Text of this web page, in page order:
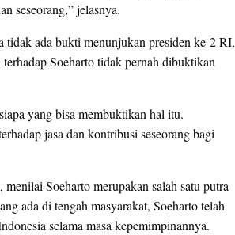
seseorang,” jelasnya.
ada bukti menunjukan presiden ke-2 RI,
Soeharto tidak pernah dibuktikan
yang bisa membuktikan hal itu.
jasa dan kontribusi seseorang bagi
Soeharto merupakan salah satu putra
ada di tengah masyarakat, Soeharto telah
selama masa kepemimpinannya.